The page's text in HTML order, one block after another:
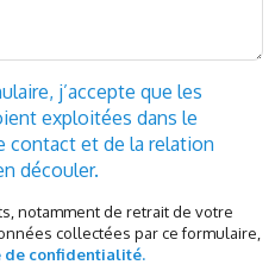
j’accepte que les
exploitées dans le
contact et de la relation
découler.
notamment de retrait de votre
collectées par ce formulaire,
de confidentialité.